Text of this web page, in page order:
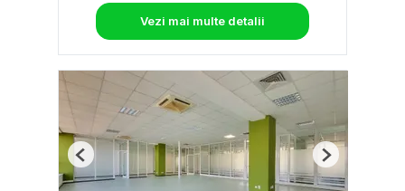
Vezi mai multe detalii
Previous Next